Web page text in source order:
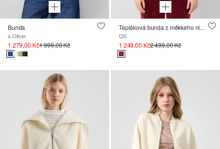
Bunda
s.Oliver
1 279,00 Kč1 999,00 Kč
Tepláková bunda z měkkého nicki s výšivkou loga ; QS x Von Dutch
QS
1 249,00 Kč2 499,00 Kč